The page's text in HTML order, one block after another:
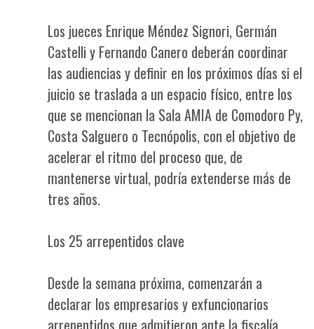
Los jueces Enrique Méndez Signori, Germán
Castelli y Fernando Canero deberán coordinar
las audiencias y definir en los próximos días si el
juicio se traslada a un espacio físico, entre los
que se mencionan la Sala AMIA de Comodoro Py,
Costa Salguero o Tecnópolis, con el objetivo de
acelerar el ritmo del proceso que, de
mantenerse virtual, podría extenderse más de
tres años.
Los 25 arrepentidos clave
Desde la semana próxima, comenzarán a
declarar los empresarios y exfuncionarios
arrepentidos que admitieron ante la fiscalía